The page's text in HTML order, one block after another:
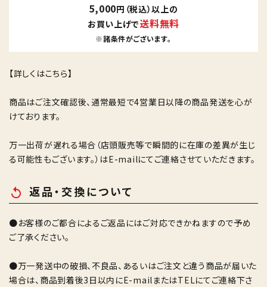
5,000円（税込）以上の
お買い上げで送料無料
※諸条件がございます。
【詳しくはこちら】
商品はご注文確認後、通常最短で4営業日以降の商品発送を心が
けております。
万一出荷が遅れる場合（店頭販売等で瞬間的に在庫の差異が生じ
る可能性もございます。）はE-mailにてご連絡させていただきます。
replay 返品・交換について
●お客様のご都合によるご返品にはご対応できかねますので予め
ご了承ください。
●万一発送中の破損、不良品、あるいはご注文と違う商品が届いた
場合は、商品到着後3日以内にE-mailまたはTELにてご連絡下さ